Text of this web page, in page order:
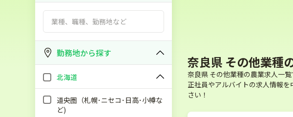
勤務地から探す
北海道
道央圏（札幌･ニセコ･日高･小樽な
ど)
奈良県 その他業種
奈良県 その他業種の農業求人一
正社員やアルバイトの求人情報
さい！